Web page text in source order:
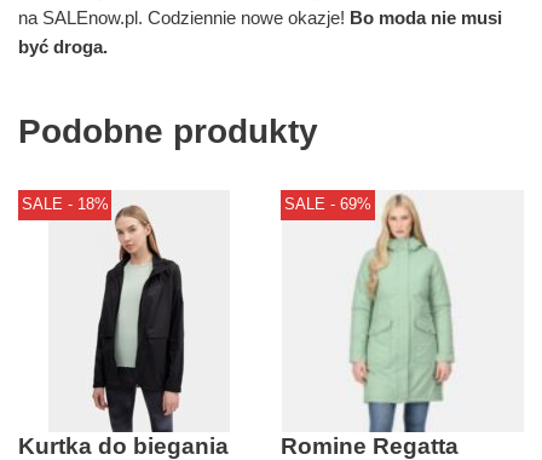
na SALEnow.pl. Codziennie nowe okazje! Bo moda nie musi
być droga.
Podobne produkty
SALE - 18%
Kurtka do biegania
SALE - 69%
Romine Regatta